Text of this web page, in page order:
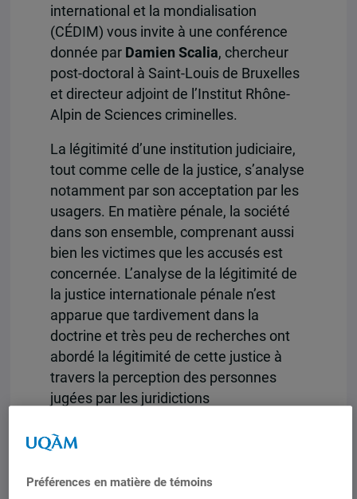
international et la mondialisation
(CÉDIM) vous invite à une conférence
donnée par Damien Scalia, chercheur
post-doctoral à Saint-Louis de Bruxelles
et directeur adjoint de l’Institut Rhône-
Alpin de Sciences criminelles.
La légitimité d’une institution judiciaire,
tout comme celle de la justice, s’analyse
notamment par son acceptation par les
usagers. En matière pénale, la société
dans son ensemble, comprenant aussi
bien les victimes que les accusés est
concernée. L’analyse de la légitimité de
la justice internationale pénale n’est
apparue que tardivement dans la
doctrine et très peu de recherches ont
abordé la légitimité de cette justice à
travers la perception des personnes
jugées par les juridictions
joue pourtant un rôle important dans la
règles. Partant de ce postulat, la
Préférences en matière de témoins